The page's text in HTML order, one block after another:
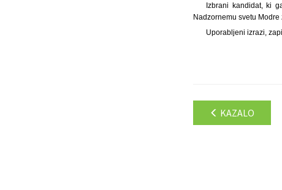
Izbrani kandidat, ki
Nadzornemu svetu
Uporabljeni izrazi,
KAZALO